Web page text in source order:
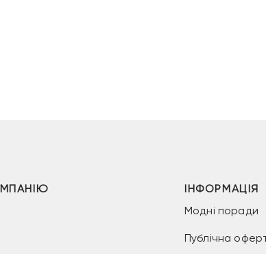
ІНФОРМАЦІЯ
Модні поради
Публічна